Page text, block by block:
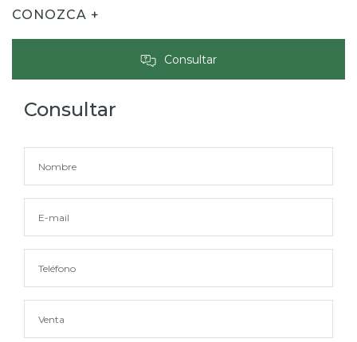
CONOZCA +
Consultar
Consultar